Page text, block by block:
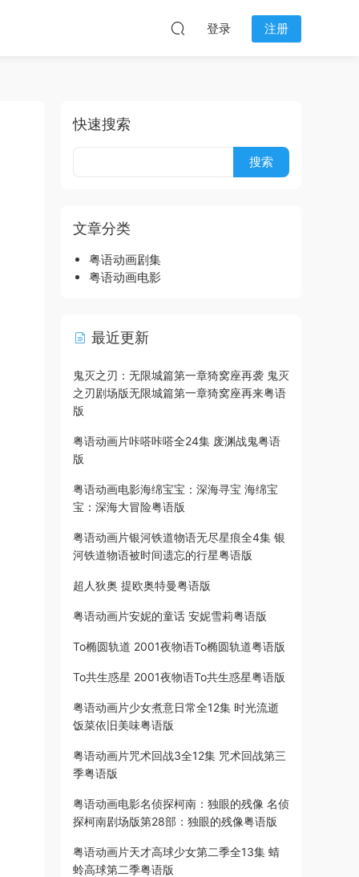
登录 注册
快速搜索
文章分类
粤语动画剧集
粤语动画电影
最近更新
鬼灭之刃：无限城篇第一章猗窝座再袭 鬼灭
之刃剧场版无限城篇第一章猗窝座再来粤语
版
粤语动画片咔嗒咔嗒全24集 废渊战鬼粤语
版
粤语动画电影海绵宝宝：深海寻宝 海绵宝
宝：深海大冒险粤语版
粤语动画片银河铁道物语无尽星痕全4集 银
河铁道物语被时间遗忘的行星粤语版
超人狄奥 提欧奥特曼粤语版
粤语动画片安妮的童话 安妮雪莉粤语版
To椭圆轨道 2001夜物语To椭圆轨道粤语版
To共生惑星 2001夜物语To共生惑星粤语版
粤语动画片少女煮意日常全12集 时光流逝
饭菜依旧美味粤语版
粤语动画片咒术回战3全12集 咒术回战第三
季粤语版
粤语动画电影名侦探柯南：独眼的残像 名侦
探柯南剧场版第28部：独眼的残像粤语版
粤语动画片天才高球少女第二季全13集 蜻
蛉高球第二季粤语版